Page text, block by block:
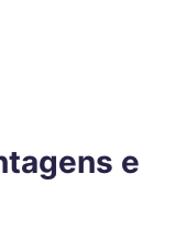
e